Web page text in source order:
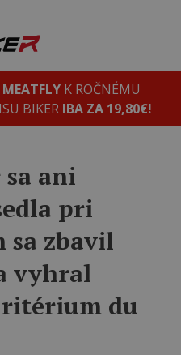
MEATFLYK ROČNÉMU
BIKER IBA ZA 19,80€!
sa ani
pri
zbavil
vyhral
du